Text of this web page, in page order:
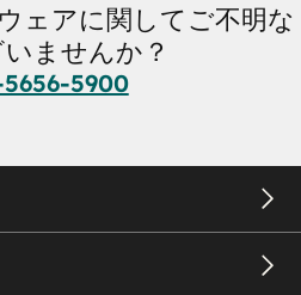
ェアに関してご不明な
ませんか？
5900